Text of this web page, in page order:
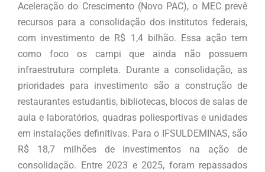
Aceleração do Crescimento (Novo PAC), o MEC prevê
recursos para a consolidação dos institutos federais,
com investimento de R$ 1,4 bilhão. Essa ação tem
como foco os campi que ainda não possuem
infraestrutura completa. Durante a consolidação, as
prioridades para investimento são a construção de
restaurantes estudantis, bibliotecas, blocos de salas de
aula e laboratórios, quadras poliesportivas e unidades
em instalações definitivas. Para o IFSULDEMINAS, são
R$ 18,7 milhões de investimentos na ação de
consolidação. Entre 2023 e 2025, foram repassados